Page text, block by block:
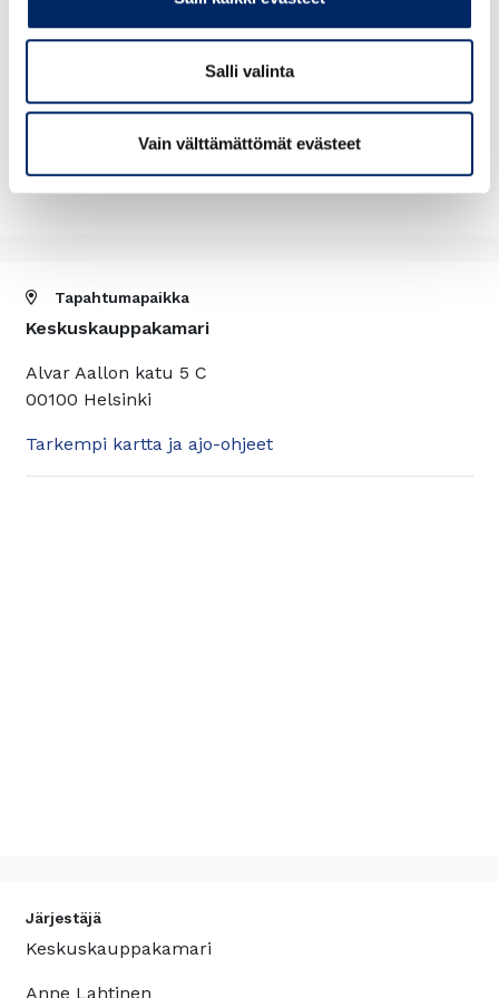
Salli valinta
Vain välttämättömät evästeet
julkisia liikennevälineitä.
Tapahtuma on päättynyt.
Tapahtumapaikka
Keskuskauppakamari
Alvar Aallon katu 5 C
00100 Helsinki
Tarkempi kartta ja ajo-ohjeet
Järjestäjä
Keskuskauppakamari
Anne Lahtinen